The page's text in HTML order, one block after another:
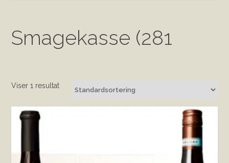
Smagekasse (281
Viser 1 resultat